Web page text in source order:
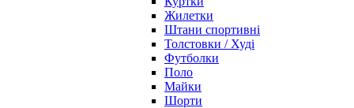
Жилетки
Штани спортивні
Толстовки / Худі
Футболки
Поло
Майки
Шорти